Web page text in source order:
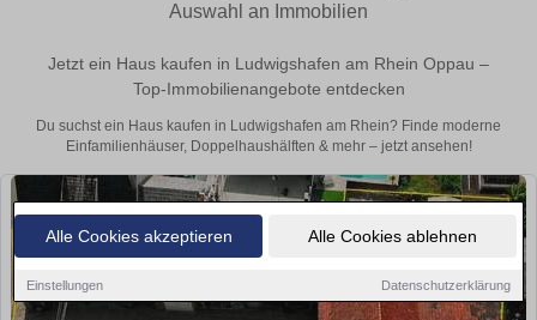
Alle Cookies akzeptieren Alle Cookies ablehnen
Einstellungen Datenschutzerklärung
Auswahl an Immobilien
Jetzt ein Haus kaufen in Ludwigshafen am Rhein Oppau –
Top-Immobilienangebote entdecken
Du suchst ein Haus kaufen in Ludwigshafen am Rhein? Finde moderne
Einfamilienhäuser, Doppelhaushälften & mehr – jetzt ansehen!